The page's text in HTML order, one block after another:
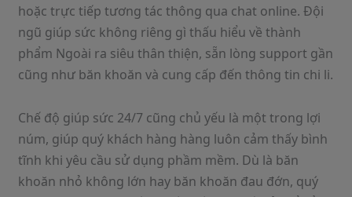
hoặc trực tiếp tương tác thông qua chat online. Đội
ngũ giúp sức không riêng gì thấu hiểu về thành
phẩm Ngoài ra siêu thân thiện, sẵn lòng support gần
cũng như băn khoăn và cung cấp đến thông tin chi li.
Chế độ giúp sức 24/7 cũng chủ yếu là một trong lợi
núm, giúp quý khách hàng hàng luôn cảm thấy bình
tĩnh khi yêu cầu sử dụng phầm mềm. Dù là băn
khoăn nhỏ không lớn hay băn khoăn đau đớn, quý